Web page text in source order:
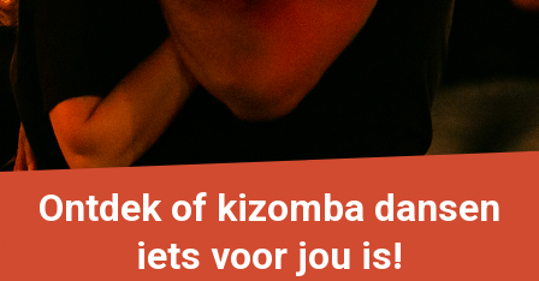
Ontdek of kizomba dansen
iets voor jou is!